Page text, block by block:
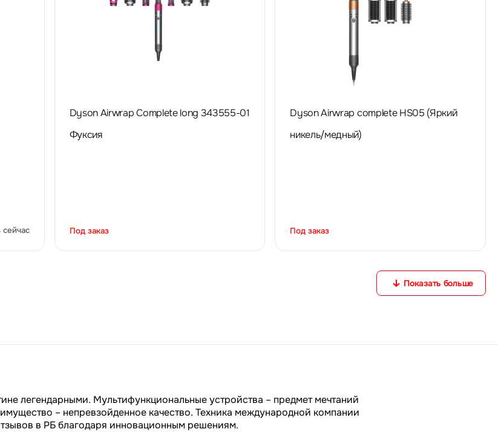
сейчас
Dyson Airwrap Complete long 343555-01
Фуксия
Под заказ
Dyson Airwrap complete HS05 (Яркий
никель/медный)
Под заказ
Показать больше
легендарными. Мультифункциональные устройства – предмет мечтаний
– непревзойденное качество. Техника международной компании
в РБ благодаря инновационным решениям.